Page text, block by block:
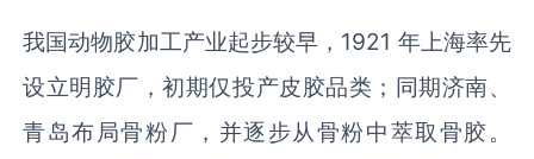
我国动物胶加工产业起步较早，1921 年上海率先
设立明胶厂，初期仅投产皮胶品类；同期济南、
青岛布局骨粉厂，并逐步从骨粉中萃取骨胶。